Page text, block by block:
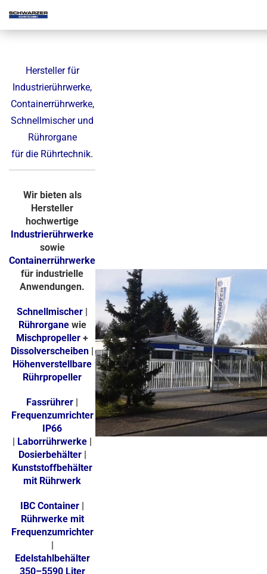
Hersteller für
Industrierührwerke,
Containerrührwerke,
Schnellmischer und
Rührorgane
für die Rührtechnik.
Wir bieten als
Hersteller
hochwertige
Industrierührwerke
sowie
Containerrührwerke
für industrielle
Anwendungen.
Schnellmischer |
Rührorganewie
Mischpropeller +
Dissolverscheiben |
Höhenverstellbare
Rührpropeller
Fassrührer |
Frequenzumrichter
IP66
| Laborrührwerke |
Dosierbehälter|
Kunststoffbehälter
mit Rührwerk
IBC Container |
Rührwerke mit
Frequenzumrichter
|
Edelstahlbehälter
350–5590 Liter